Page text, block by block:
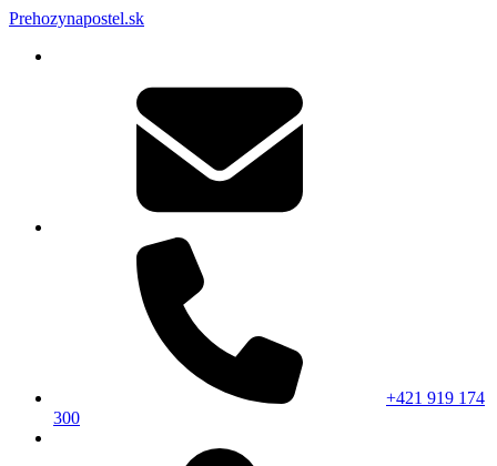
Prehozynapostel.sk
+421 919 174
300